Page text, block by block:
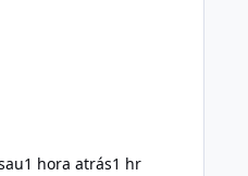
1 hora atrás1 hr